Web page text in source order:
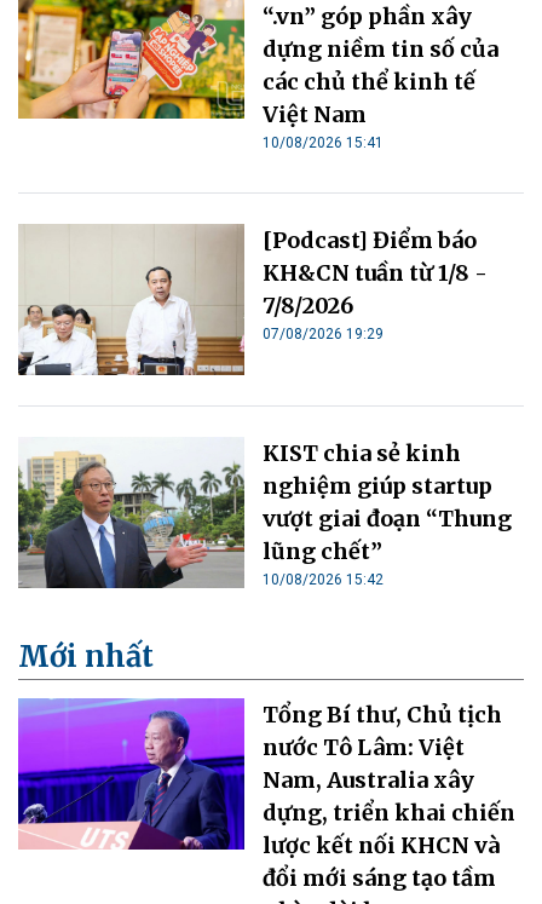
“.vn” góp phần xây
dựng niềm tin số của
các chủ thể kinh tế
Việt Nam
10/08/2026 15:41
[Podcast] Điểm báo
KH&CN tuần từ 1/8 -
7/8/2026
07/08/2026 19:29
KIST chia sẻ kinh
nghiệm giúp startup
vượt giai đoạn “Thung
lũng chết”
10/08/2026 15:42
Mới nhất
Tổng Bí thư, Chủ tịch
nước Tô Lâm: Việt
Nam, Australia xây
dựng, triển khai chiến
lược kết nối KHCN và
đổi mới sáng tạo tầm